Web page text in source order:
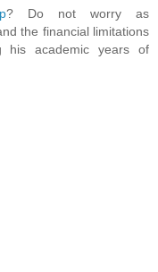
? Do not worry as
the financial limitations
his academic years of